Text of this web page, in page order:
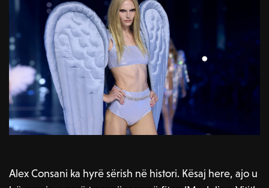
Alex Consani ka hyrë sërish në histori. Kësaj here, ajo u